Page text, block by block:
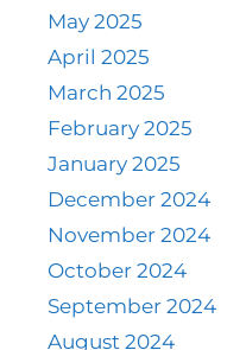
May 2025
April 2025
March 2025
February 2025
January 2025
December 2024
November 2024
October 2024
September 2024
August 2024